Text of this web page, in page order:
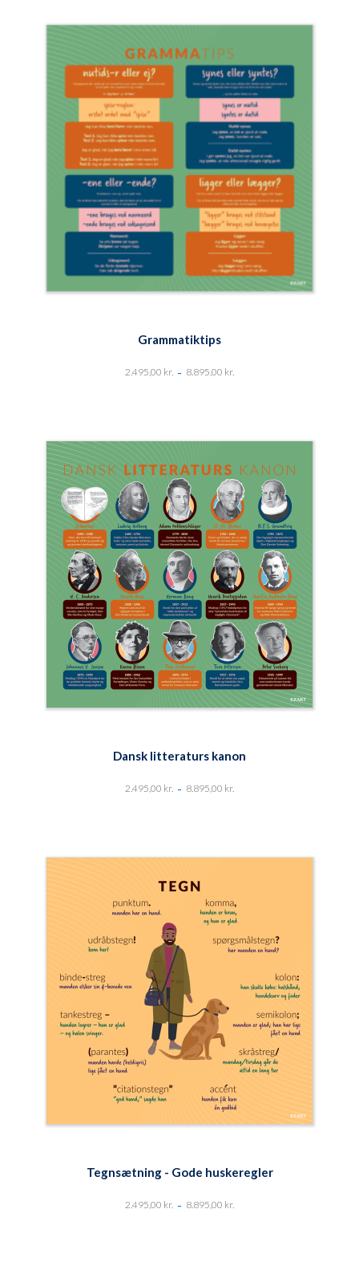
Grammatiktips
2.495,00 kr. - 8.895,00 kr.
Dansk litteraturs kanon
2.495,00 kr. - 8.895,00 kr.
Tegnsætning - Gode huskeregler
2.495,00 kr. - 8.895,00 kr.